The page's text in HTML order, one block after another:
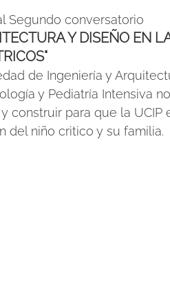
Segundo conversatorio
Y DISEÑO EN
de Ingeniería y
y Pediatría Intensiva
construir para que la
del niño critico y su familia.